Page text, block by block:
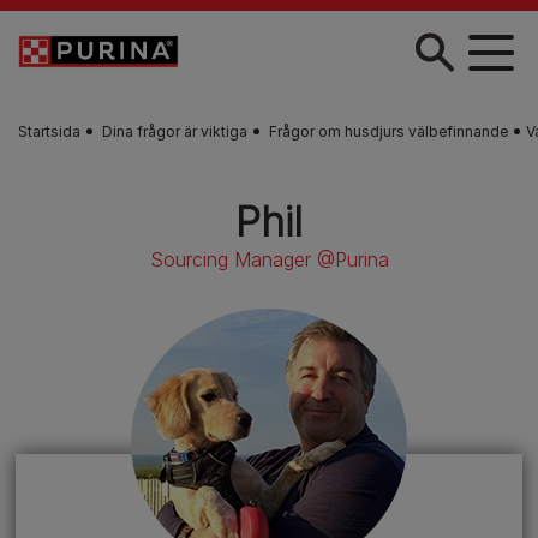
Skip to main content
Startsida Dina frågor är viktiga Frågor om husdjurs välbefinnande
Phil
Sourcing Manager @Purina